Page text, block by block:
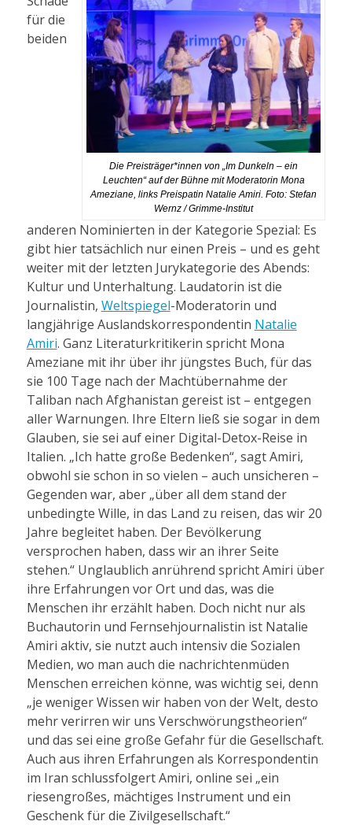
Die Preisträger*innen von „Im Dunkeln – ein
Leuchten“ auf der Bühne mit Moderatorin Mona
Ameziane, links Preispatin Natalie Amiri. Foto: Stefan
Wernz / Grimme-Institut
für die
beiden
anderen Nominierten in der Kategorie Spezial: Es
gibt hier tatsächlich nur einen Preis – und es geht
weiter mit der letzten Jurykategorie des Abends:
Kultur und Unterhaltung. Laudatorin ist die
Journalistin, Weltspiegel-Moderatorin und
langjährige Auslandskorrespondentin Natalie
Amiri. Ganz Literaturkritikerin spricht Mona
Ameziane mit ihr über ihr jüngstes Buch, für das
sie 100 Tage nach der Machtübernahme der
Taliban nach Afghanistan gereist ist – entgegen
aller Warnungen. Ihre Eltern ließ sie sogar in dem
Glauben, sie sei auf einer Digital-Detox-Reise in
Italien. „Ich hatte große Bedenken“, sagt Amiri,
obwohl sie schon in so vielen – auch unsicheren –
Gegenden war, aber „über all dem stand der
unbedingte Wille, in das Land zu reisen, das wir 20
Jahre begleitet haben. Der Bevölkerung
versprochen haben, dass wir an ihrer Seite
stehen.“ Unglaublich anrührend spricht Amiri über
ihre Erfahrungen vor Ort und das, was die
Menschen ihr erzählt haben. Doch nicht nur als
Buchautorin und Fernsehjournalistin ist Natalie
Amiri aktiv, sie nutzt auch intensiv die Sozialen
Medien, wo man auch die nachrichtenmüden
Menschen erreichen könne, was wichtig sei, denn
„je weniger Wissen wir haben von der Welt, desto
mehr verirren wir uns Verschwörungstheorien“
und das sei eine große Gefahr für die Gesellschaft.
Auch aus ihren Erfahrungen als Korrespondentin
im Iran schlussfolgert Amiri, online sei „ein
riesengroßes, mächtiges Instrument und ein
Geschenk für die Zivilgesellschaft.“